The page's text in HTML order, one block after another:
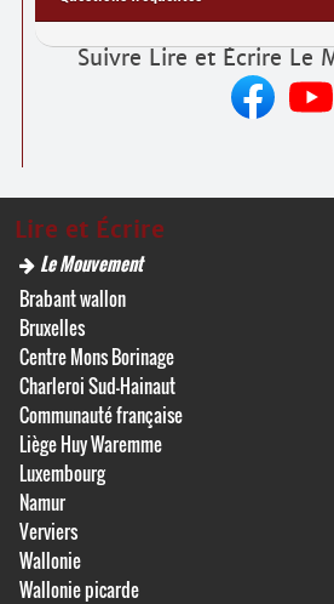
Suivre Lire et Écrire Le
Lire et Écrire
Le Mouvement
Brabant wallon
Bruxelles
Centre Mons Borinage
Charleroi Sud-Hainaut
Communauté française
Liège Huy Waremme
Luxembourg
Namur
Verviers
Wallonie
Wallonie picarde